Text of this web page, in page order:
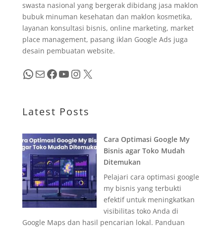
swasta nasional yang bergerak dibidang jasa maklon
bubuk minuman kesehatan dan maklon kosmetika,
layanan konsultasi bisnis, online marketing, market
place management, pasang iklan Google Ads juga
desain pembuatan website.
WhatsApp Mail Facebook YouTube InstagramX
Latest Posts
Cara Optimasi Google My
Bisnis agar Toko Mudah
Ditemukan
Pelajari cara optimasi google
my bisnis yang terbukti
efektif untuk meningkatkan
visibilitas toko Anda di
Google Maps dan hasil pencarian lokal. Panduan